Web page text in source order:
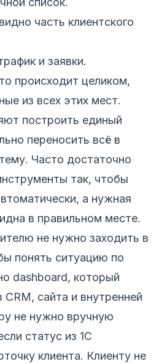
часть клиентского
и заявки.
происходит целиком,
из всех этих мест.
построить единый
переносить всё в
Часто достаточно
так, чтобы
а нужная
в правильном месте.
не нужно заходить в
понять ситуацию по
dashboard, который
сайта и внутренней
не нужно вручную
статус из 1С
клиента. Клиенту не